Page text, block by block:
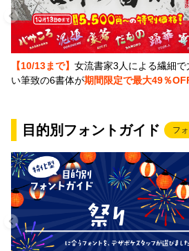
【10/13まで】 女流書家3人による繊細で
い筆致の6書体が期間限定で最大49％
目的別フォントガイド フ